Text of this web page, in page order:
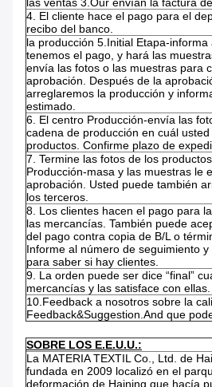
las ventas 3.Our envían la factura
4. El cliente hace el pago para el
recibo del banco.
la producción 5.Initial Etapa-
tenemos el pago, y hará las
envía las fotos o las muestras para
aprobación. Después de la
arreglaremos la producción y
estimado.
6. El centro Producción-envía las
cadena de producción en cuál
productos. Confirme plazo de
7. Termine las fotos de los
Producción-masa y las muestras le
aprobación. Usted puede también
los terceros.
8. Los clientes hacen el pago para
las mercancías. También puede
del pago contra copia de B/L o
Informe al número de seguimiento
para saber si hay clientes.
9. La orden puede ser dice “final”
mercancías y las satisface con ellas.
10.Feedback a nosotros sobre la
Feedback&Suggestion.And que
SOBRE LOS E.E.U.U.:
La MATERIA TEXTIL Co., Ltd. de
fundada en 2009 localizó en el
deformación de Haining que hacía